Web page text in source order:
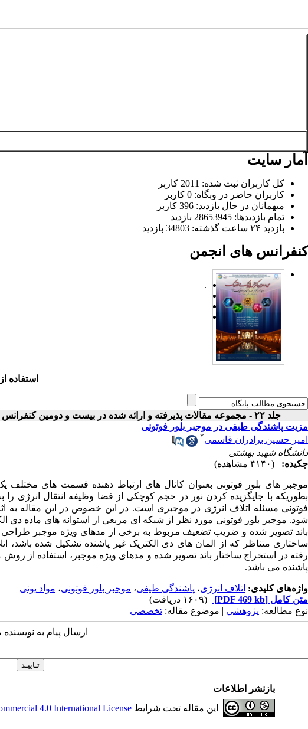
آمار سایت
کل کاربران ثبت شده: 2011 کاربر
کاربران حاضر در وبگاه: 0 کاربر
میهمانان در حال بازدید: 396 کاربر
تمام بازدید‌ها: 28653945 بازدید
بازدید ۲۴ ساعت گذشته: 34803 بازدید
کنفرانس های انجمن
.
استفاده
جلد ۲۲ - مجموعه مقالات پذیرفته و ارائه شده در بیست و دومین کنفرانس اپتیک و فوتونیک ایران
مزیت پاشندگی طیفی در موجبر بلور فوتونی
امیر حسین برادران قاسمی*
دانشگاه شهید بهشتی
چکیده:
(۴۱۴۰ مشاهده)
موجبر های بلور فوتونی بعنوان کانال های ارتباط دهنده قسمت های مختلف
بطوریکه با جایگزیده کردن نور در حجم کوچکی از فضا وظیفه انتقال انرژی
فوتونی مسئله اتلاف انرژی در موجبری است. در این خصوص در این مقاله به
شود. موجبر بلور فوتونی مورد نظر از شبکه ای مربعی از استوانه های ماده دی
باند تصویر شده و ضریب تضعیف مربوط به برخی از مدهای ویژه موجبر طراحی
ساختاری متناظر که از المان های دی الکتریک غیر پاشنده تشکیل شده
رفته در استخراج ساختار باند تصویر شده و مدهای ویژه موجبر، استفاده از
پاشنده می باشد.
واژه‌های کلیدی: اتلاف انرژی، پاشندگی طیفی، موجبر بلور فوتونی، مواد یونی
متن کامل [PDF 469 kb]
(۱۶۰۹ دریافت)
نوع مطالعه: پژوهشي | موضوع مقاله: تخصصی
ارسال پیام به
بازنشر اطلاعات
این مقاله تحت شرایط 4.0 International License